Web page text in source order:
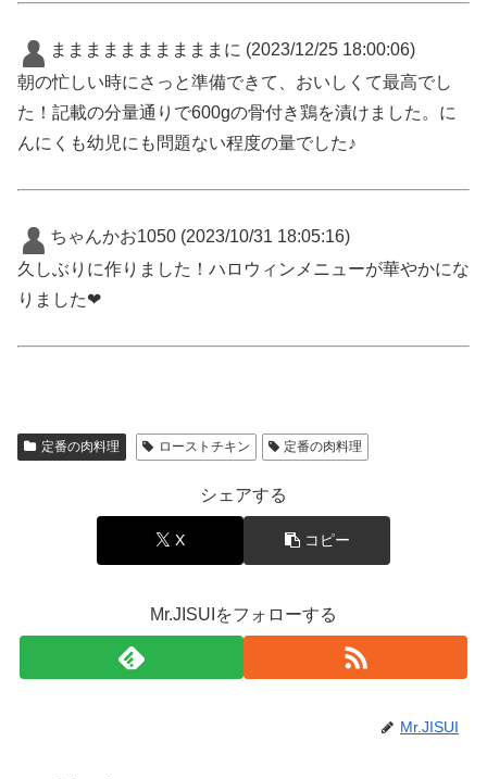
ままままままままままに (2023/12/25 18:00:06)
朝の忙しい時にさっと準備できて、おいしくて最高でし
た！記載の分量通りで600gの骨付き鶏を漬けました。に
んにくも幼児にも問題ない程度の量でした♪
ちゃんかお1050 (2023/10/31 18:05:16)
久しぶりに作りました！ハロウィンメニューが華やかにな
りました❤︎
定番の肉料理 ローストチキン 定番の肉料理
シェアする
X コピー
Mr.JISUIをフォローする
Mr.JISUI